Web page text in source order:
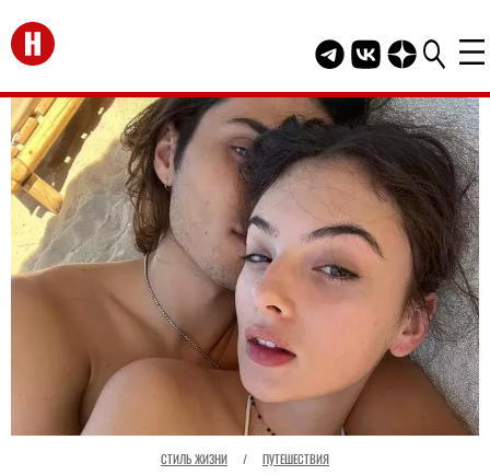
Перейти на главную
Telegram канал
Группа HELLO
Канал
СТИЛЬ ЖИЗНИ / ПУТЕШЕСТВИЯ